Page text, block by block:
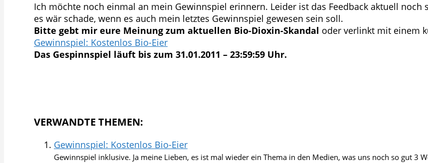
Ich möchte noch einmal an mein Gewinnspiel erinnern. Leider ist das Feedback aktuell noch
es wär schade, wenn es auch mein letztes Gewinnspiel gewesen sein soll.
Bitte gebt mir eure Meinung zum aktuellen Bio-Dioxin-Skandal oder verlinkt mit einem
Gewinnspiel: Kostenlos Bio-Eier
Das Gespinnspiel läuft bis zum 31.01.2011 – 23:59:59 Uhr.
VERWANDTE THEMEN:
Gewinnspiel: Kostenlos Bio-Eier
Gewinnspiel inklusive. Ja meine Lieben, es ist mal wieder ein Thema in den Medien, was uns noch so gut 3